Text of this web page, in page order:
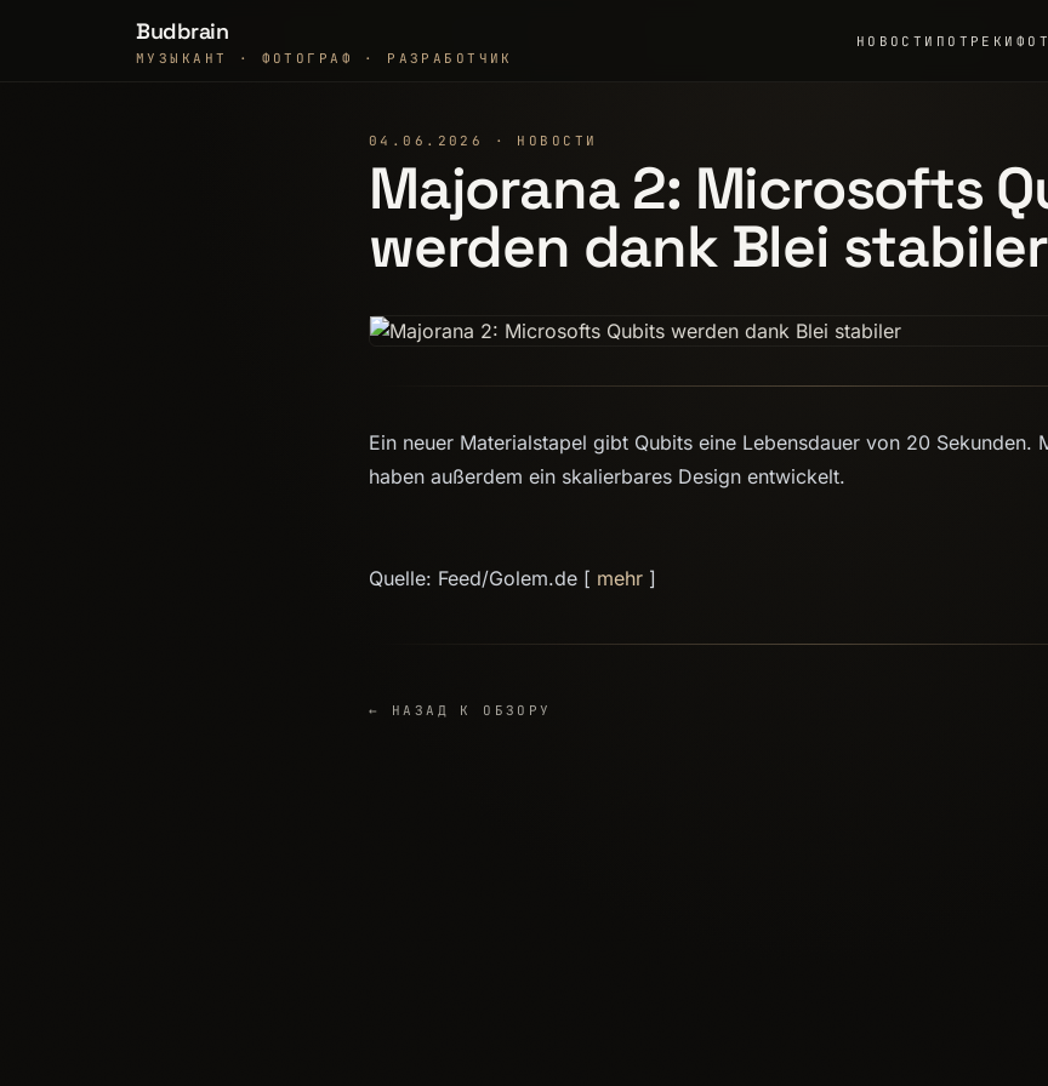
Budbrain
МУЗЫКАНТ · ФОТОГРАФ · РАЗРАБОТЧИК
НОВОСТИ ПО ТРЕКИ
04.06.2026 · НОВОСТИ
Majorana 2: Microsofts
werden dank Blei stabiler
Ein neuer Materialstapel gibt Qubits eine Lebensdauer von 20 Sekunden.
haben außerdem ein skalierbares Design entwickelt.
Quelle: Feed/Golem.de [ mehr ]
← НАЗАД К ОБЗОРУ